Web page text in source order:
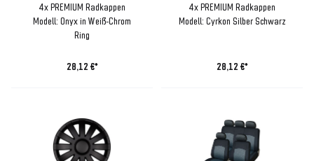
4x PREMIUM Radkappen
Modell: Onyx in Weiß-Chrom
Ring
28,12 €*
4x PREMIUM Radkappen
Modell: Cyrkon Silber Schwarz
28,12 €*